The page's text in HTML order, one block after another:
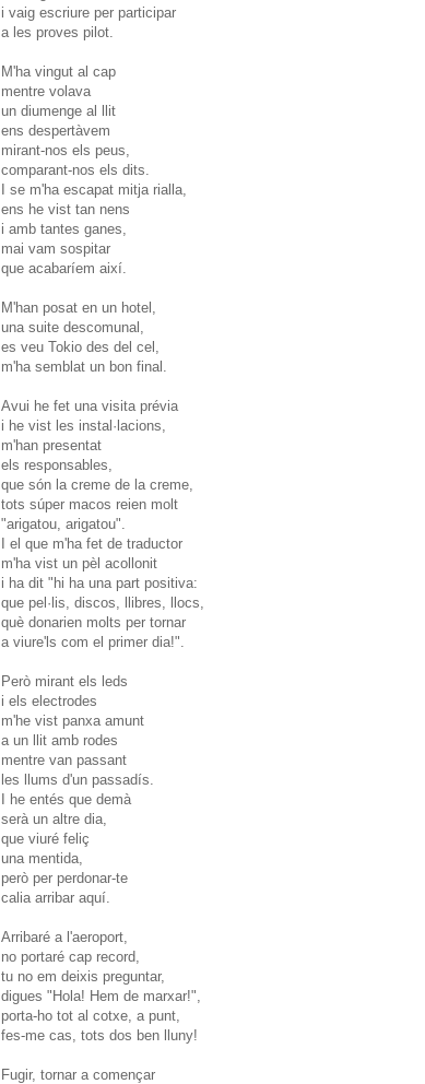
i vaig escriure per participar
a les proves pilot.
M'ha vingut al cap
mentre volava
un diumenge al llit
ens despertàvem
mirant-nos els peus,
comparant-nos els dits.
I se m'ha escapat mitja rialla,
ens he vist tan nens
i amb tantes ganes,
mai vam sospitar
que acabaríem així.
M'han posat en un hotel,
una suite descomunal,
es veu Tokio des del cel,
m'ha semblat un bon final.
Avui he fet una visita prévia
i he vist les instal·lacions,
m'han presentat
els responsables,
que són la creme de la creme,
tots súper macos reien molt
"arigatou, arigatou".
I el que m'ha fet de traductor
m'ha vist un pèl acollonit
i ha dit "hi ha una part positiva:
que pel·lis, discos, llibres, llocs,
què donarien molts per tornar
a viure'ls com el primer dia!".
Però mirant els leds
i els electrodes
m'he vist panxa amunt
a un llit amb rodes
mentre van passant
les llums d'un passadís.
I he entés que demà
serà un altre dia,
que viuré feliç
una mentida,
però per perdonar-te
calia arribar aquí.
Arribaré a l'aeroport,
no portaré cap record,
tu no em deixis preguntar,
digues "Hola! Hem de marxar!",
porta-ho tot al cotxe, a punt,
fes-me cas, tots dos ben lluny!
Fugir, tornar a començar